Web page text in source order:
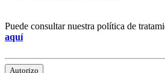
Puede consultar nuestra política de
aquí
Autorizo